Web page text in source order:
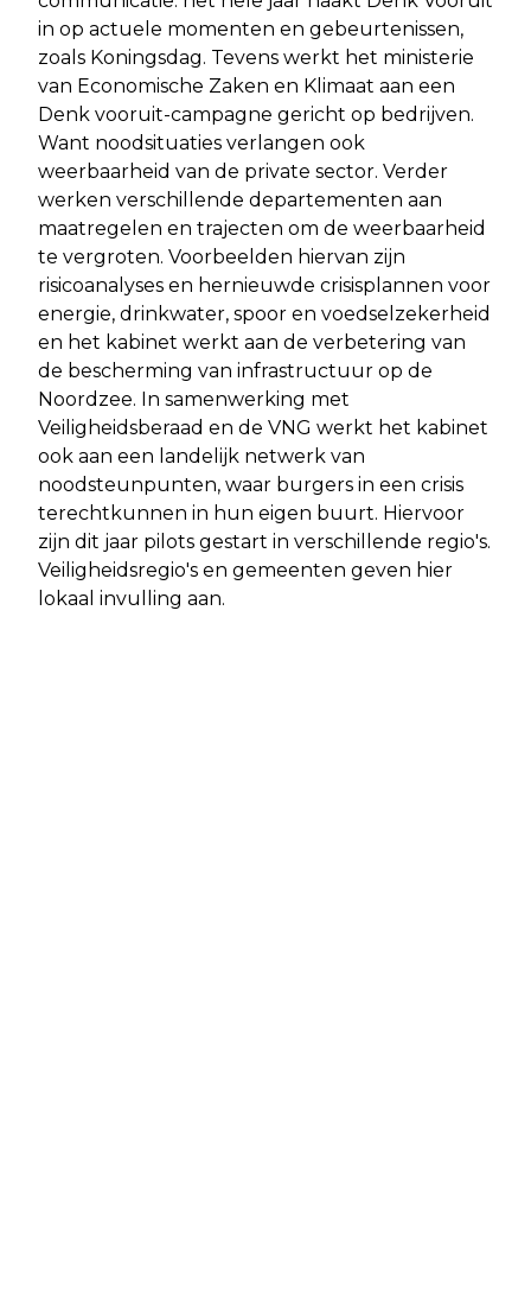
in op actuele momenten en gebeurtenissen,
zoals Koningsdag. Tevens werkt het ministerie
van Economische Zaken en Klimaat aan een
Denk vooruit-campagne gericht op bedrijven.
Want noodsituaties verlangen ook
weerbaarheid van de private sector. Verder
werken verschillende departementen aan
maatregelen en trajecten om de weerbaarheid
te vergroten. Voorbeelden hiervan zijn
risicoanalyses en hernieuwde crisisplannen voor
energie, drinkwater, spoor en voedselzekerheid
en het kabinet werkt aan de verbetering van
de bescherming van infrastructuur op de
Noordzee. In samenwerking met
Veiligheidsberaad en de VNG werkt het kabinet
ook aan een landelijk netwerk van
noodsteunpunten, waar burgers in een crisis
terechtkunnen in hun eigen buurt. Hiervoor
zijn dit jaar pilots gestart in verschillende regio's.
Veiligheidsregio's en gemeenten geven hier
lokaal invulling aan.